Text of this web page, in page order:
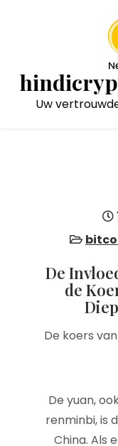
Uw
De
de
De koers
De yuan,
renminbi, is
China. Als